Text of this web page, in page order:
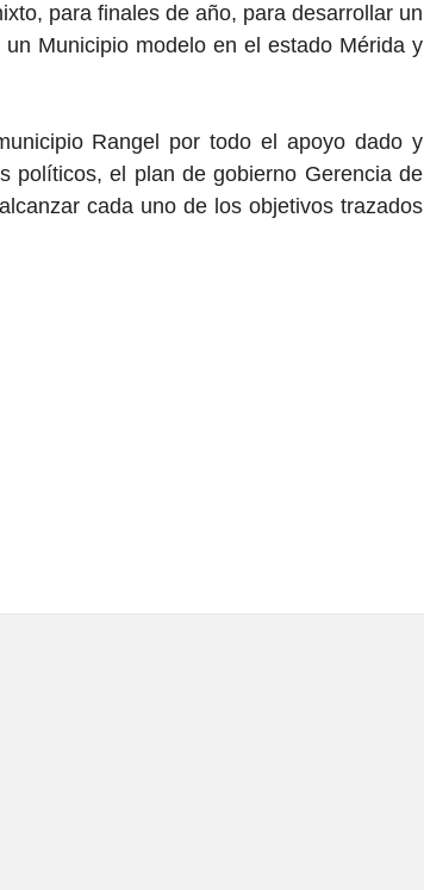
para finales de año, para desarrollar un
Municipio modelo en el estado Mérida y
Rangel por todo el apoyo dado y
políticos, el plan de gobierno Gerencia de
cada uno de los objetivos trazados